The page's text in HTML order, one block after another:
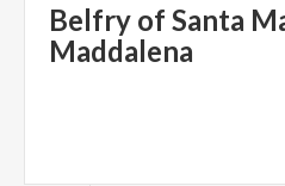
Belfry of Santa
Maddalena